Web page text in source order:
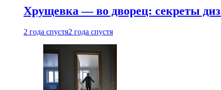
Хрущевка — во дворец: секреты
2 года спустя2 года спустя